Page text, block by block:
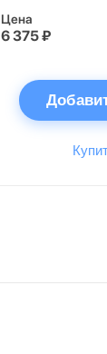
Цена
6 375 ₽